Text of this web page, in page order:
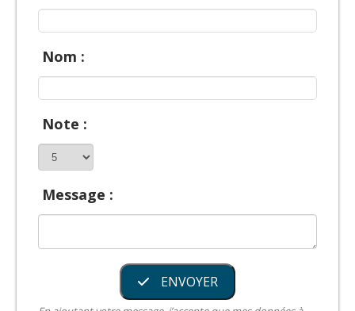
Nom :
Note :
Message :
ENVOYER